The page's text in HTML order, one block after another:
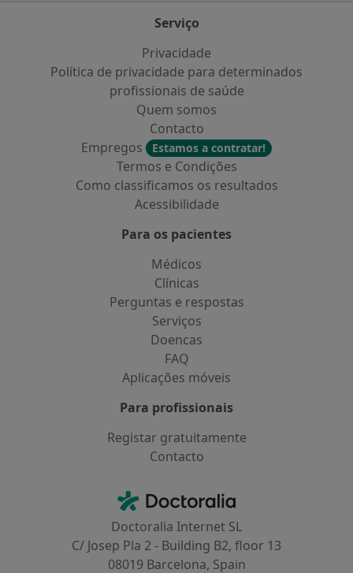
Serviço
Privacidade
Política de privacidade para determinados
profissionais de saúde
Quem somos
Contacto
Empregos
Estamos a contratar!
Termos e Condições
Como classificamos os resultados
Acessibilidade
Para os pacientes
Médicos
Clínicas
Perguntas e respostas
Serviços
Doencas
FAQ
Aplicações móveis
Para profissionais
Registar gratuitamente
Contacto
Doctoralia - Homepage
Doctoralia Internet SL
C/ Josep Pla 2 - Building B2, floor 13
08019 Barcelona, Spain